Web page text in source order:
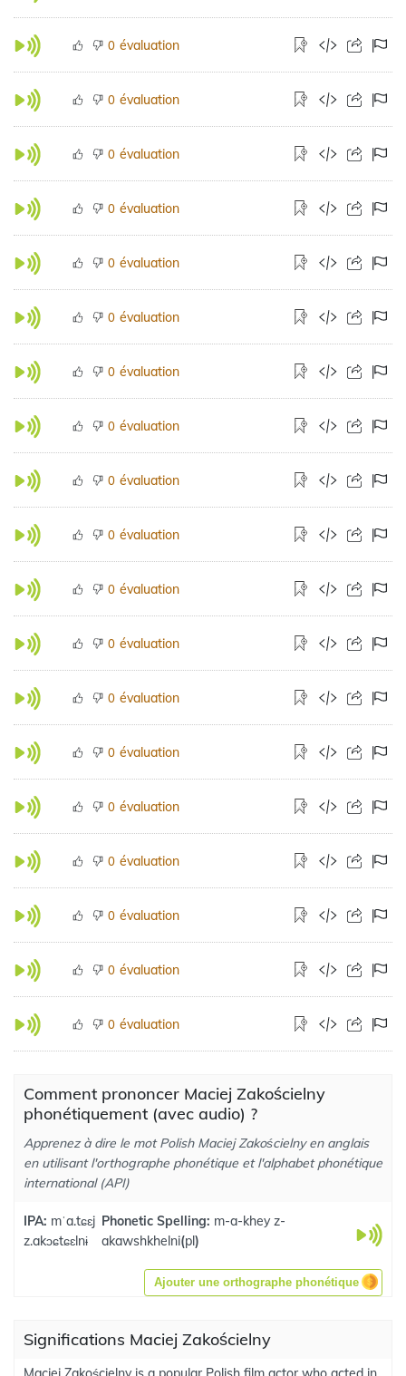
0 évaluation
0 évaluation
0 évaluation
0 évaluation
0 évaluation
0 évaluation
0 évaluation
0 évaluation
0 évaluation
0 évaluation
0 évaluation
0 évaluation
0 évaluation
0 évaluation
0 évaluation
0 évaluation
0 évaluation
0 évaluation
0 évaluation
Comment prononcer Maciej Zakościelny
phonétiquement (avec audio) ?
Apprenez à dire le mot Polish Maciej Zakościelny en anglais
en utilisant l'orthographe phonétique et l'alphabet phonétique
international (API)
IPA: mˈa.tɕɛj
z.akɔɕtɕɛlnɨ
Phonetic Spelling: m-a-khey z-
akawshkhelni(pl)
Ajouter une orthographe phonétique
Significations Maciej Zakościelny